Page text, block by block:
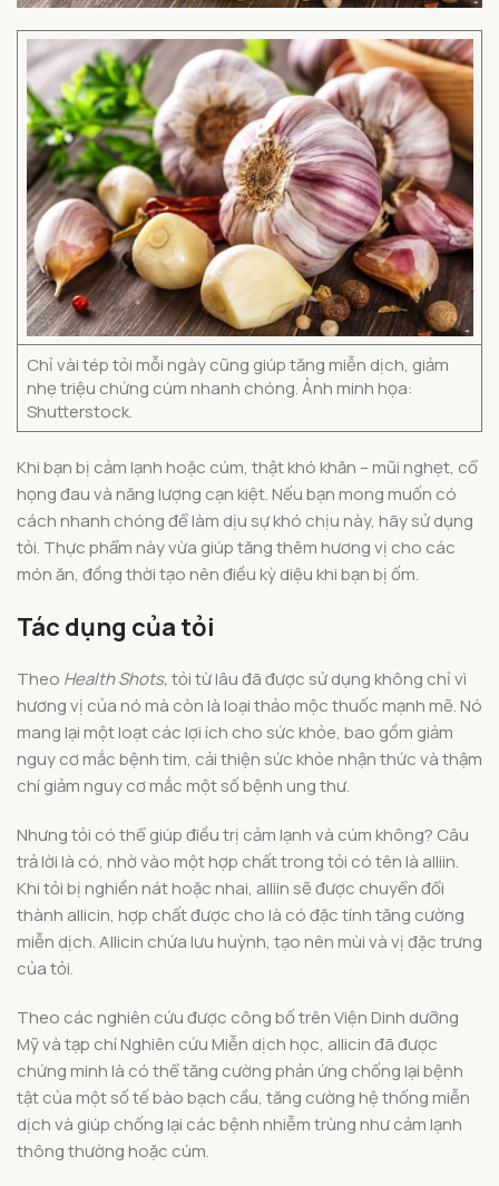
Chỉ vài tép tỏi mỗi ngày cũng giúp tăng miễn dịch, giảm
nhẹ triệu chứng cúm nhanh chóng. Ảnh minh họa:
Shutterstock.
Khi bạn bị cảm lạnh hoặc cúm, thật khó khăn – mũi nghẹt, cổ
họng đau và năng lượng cạn kiệt. Nếu bạn mong muốn có
cách nhanh chóng để làm dịu sự khó chịu này, hãy sử dụng
tỏi. Thực phẩm này vừa giúp tăng thêm hương vị cho các
món ăn, đồng thời tạo nên điều kỳ diệu khi bạn bị ốm.
Tác dụng của tỏi
Theo Health Shots,tỏi từ lâu đã được sử dụng không chỉ vì
hương vị của nó mà còn là loại thảo mộc thuốc mạnh mẽ. Nó
mang lại một loạt các lợi ích cho sức khỏe, bao gồm giảm
nguy cơ mắc bệnh tim, cải thiện sức khỏe nhận thức và thậm
chí giảm nguy cơ mắc một số bệnh ung thư.
Nhưng tỏi có thể giúp điều trị cảm lạnh và cúm không? Câu
trả lời là có, nhờ vào một hợp chất trong tỏi có tên là alliin.
Khi tỏi bị nghiền nát hoặc nhai, alliin sẽ được chuyển đổi
thành allicin, hợp chất được cho là có đặc tính tăng cường
miễn dịch. Allicin chứa lưu huỳnh, tạo nên mùi và vị đặc trưng
của tỏi.
Theo các nghiên cứu được công bố trên Viện Dinh dưỡng
Mỹ và tạp chí Nghiên cứu Miễn dịch học, allicin đã được
chứng minh là có thể tăng cường phản ứng chống lại bệnh
tật của một số tế bào bạch cầu, tăng cường hệ thống miễn
dịch và giúp chống lại các bệnh nhiễm trùng như cảm lạnh
thông thường hoặc cúm.